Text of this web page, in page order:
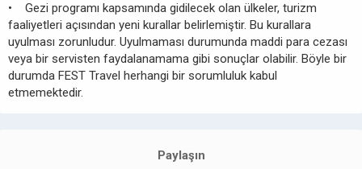
• Gezi programı kapsamında gidilecek olan ülkeler, turizm
faaliyetleri açısından yeni kurallar belirlemiştir. Bu kurallara
uyulması zorunludur. Uyulmaması durumunda maddi para cezası
veya bir servisten faydalanamama gibi sonuçlar olabilir. Böyle bir
durumda FEST Travel herhangi bir sorumluluk kabul
etmemektedir.
Paylaşın